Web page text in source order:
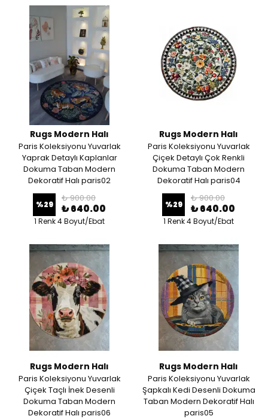
Rugs Modern Halı
Paris Koleksiyonu Yuvarlak
Yaprak Detaylı Kaplanlar
Dokuma Taban Modern
Dekoratif Halı paris02
%29
₺ 900.00
₺ 640.00
1 Renk 4 Boyut/Ebat
Rugs Modern Halı
Paris Koleksiyonu Yuvarlak
Çiçek Detaylı Çok Renkli
Dokuma Taban Modern
Dekoratif Halı paris04
%29
₺ 900.00
₺ 640.00
1 Renk 4 Boyut/Ebat
Rugs Modern Halı
Paris Koleksiyonu Yuvarlak
Çiçek Taçlı İnek Desenli
Dokuma Taban Modern
Dekoratif Halı paris06
Rugs Modern Halı
Paris Koleksiyonu Yuvarlak
Şapkalı Kedi Desenli Dokuma
Taban Modern Dekoratif Halı
paris05